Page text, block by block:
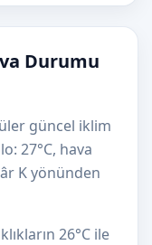
Durumu
güncel iklim
27°C, hava
K yönünden
26°C ile